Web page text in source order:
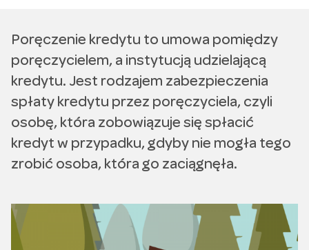
Poręczenie kredytu to umowa pomiędzy
poręczycielem, a instytucją udzielającą
kredytu. Jest rodzajem zabezpieczenia
spłaty kredytu przez poręczyciela, czyli
osobę, która zobowiązuje się spłacić
kredyt w przypadku, gdyby nie mogła tego
zrobić osoba, która go zaciągnęła.